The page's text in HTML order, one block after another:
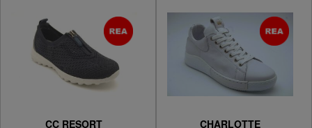
CC RESORT CHARLOTTE